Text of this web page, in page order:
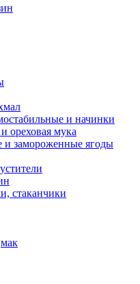
и начинки
ореховая мука
замороженные ягоды
стаканчики